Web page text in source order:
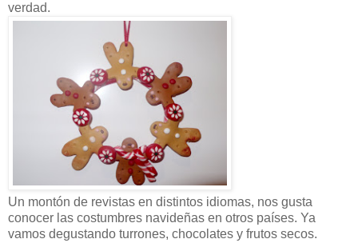
verdad.
Un montón de revistas en distintos idiomas, nos gusta
conocer las costumbres navideñas en otros países. Ya
vamos degustando turrones, chocolates y frutos secos.